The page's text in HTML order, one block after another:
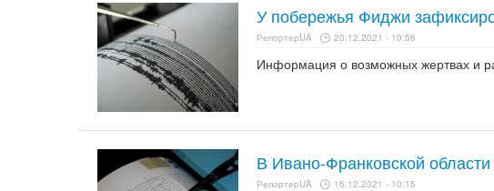
У побережья Фиджи
РепортерUA 20.12.2021 - 10:56
Информация о возможных жертвах и
В Ивано-Франковской
РепортерUA 16.12.2021 - 10:15